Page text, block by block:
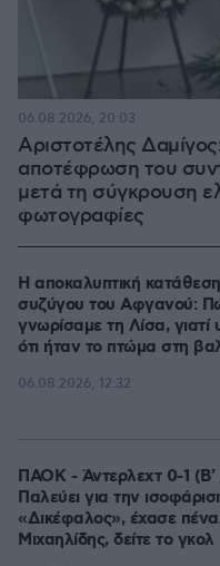
Αριστοτέλης
αποτέφρωση του
μετά τη σύγκρουση
φωτογραφίες
06.08.2026, 20:03
Η αποκαλυπτική
συζύγου του Αφγανού:
γνωρίσαμε τη Λίσα, γιατί
ότι ήταν το πτώμα στη
06.08.2026, 12:32
ΠΑΟΚ - Άντερλεχτ 0-1 (Β'
Παλεύει για την
«Δικέφαλος», έχασε
Μιχαηλίδης, δείτε το γκολ